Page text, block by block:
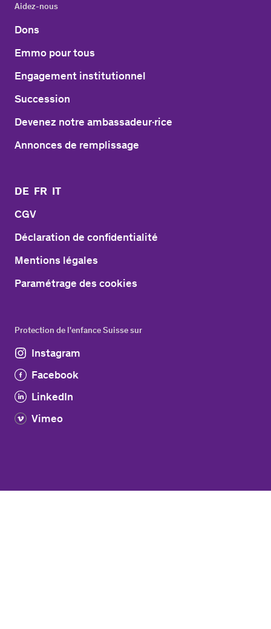
Aidez-nous
Dons
Emmo pour tous
Engagement institutionnel
Succession
Devenez notre ambassadeur·rice
Annonces de remplissage
DE FR IT
CGV
Déclaration de confidentialité
Mentions légales
Paramétrage des cookies
Protection de l'enfance Suisse sur
Instagram
Facebook
LinkedIn
Vimeo